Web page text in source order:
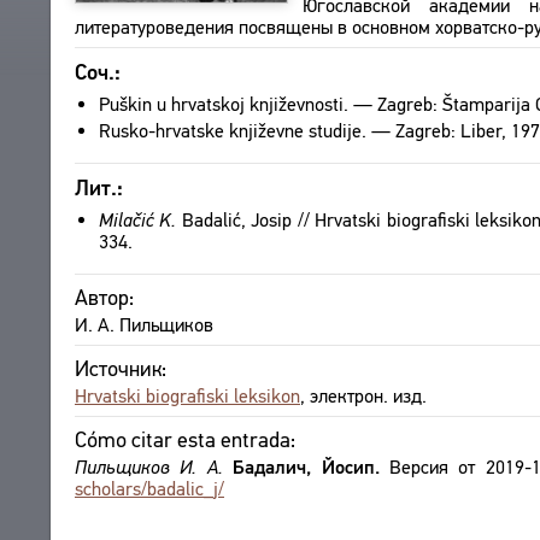
Югославской академии
литературоведения посвящены в основном хорватско-
Соч.:
Puškin u hrvatskoj književnosti. — Zagreb: Štamparija
Rusko-hrvatske književne studije. — Zagreb: Liber,
Лит.:
Milačić K. Badalić, Josip // Hrvatski biografiski
334.
Автор:
И. А. Пильщиков
Источник:
Hrvatski biografiski leksikon, электрон. изд.
Cómo citar esta entrada:
Пильщиков И. А. Бадалич, Йосип.Версия от 2019-
scholars/badalic_j/
OBRAS
EDICIONES
ACERCA DE
SOBRE EL PROYECTO
LOS FINES DEL PROYECTO
SUBSISTEMAS
CORPUS
BIBLIOTECA
ENCICLOPEDIA
FUNCIONALIDAD
INDICES
BUSQUEDA
ENLACES
CREADORES
CONTACTO
ACUERDO DEL USUARIO
MARCADORES